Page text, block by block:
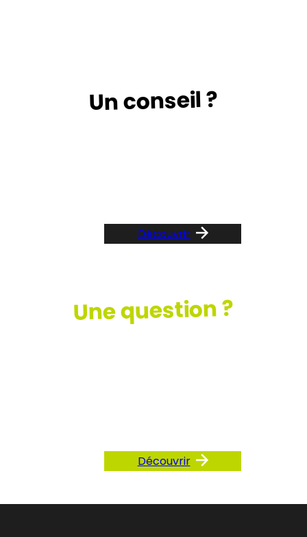
Un conseil ?
Découvrir
Une question ?
Découvrir